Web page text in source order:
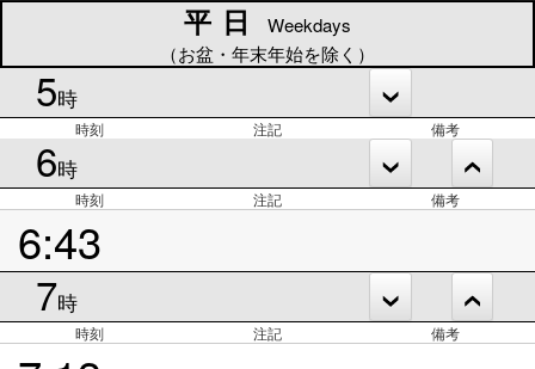
平日
Weekdays
（お盆・年末年始を除く）
5時
時刻 注記 備考
6時
時刻 注記 備考
6:43
7時
時刻 注記 備考